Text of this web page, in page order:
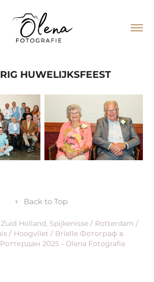
HUWELIJKSFEEST
↑ Back to Top
Holland, Spijkenisse / Rotterdam /
/ Hoogvliet / Brielle Фотограф в
2025 - Olena Fotografie